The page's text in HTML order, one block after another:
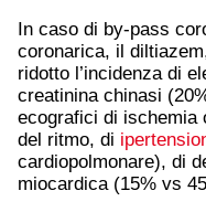
In caso di by-pass
coronarica, il
ridotto l’incidenza di
creatinina chinasi
ecografici di ischemia
del ritmo, di
cardiopolmonare), di
miocardica (15% vs